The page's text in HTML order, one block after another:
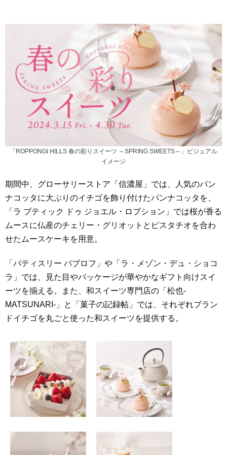
「ROPPONGI HILLS 春の彩りスイーツ ～SPRING SWEETS～」ビジュアル
イメージ
期間中、グローサリーストア「信濃屋」では、人気のパン
ナコッタに大ぶりのイチゴを飾り付けたパンナコッタを、
「ラ ブティック ドゥ ジョエル・ロブション」では桜が香る
ムースに仏産のチェリー・グリオットとピスタチオを合わ
せたムースケーキを用意。
「パティスリー パブロフ」や「ラ・メゾン・デュ・ショコ
ラ」では、見た目やパッケージが華やかなギフト向けスイ
ーツを揃える。また、和スイーツ専門店の「松也-
MATSUNARI-」と「菓子の記録帖」では、それぞれブラン
ドイチゴを丸ごと使った和スイーツを提供する。